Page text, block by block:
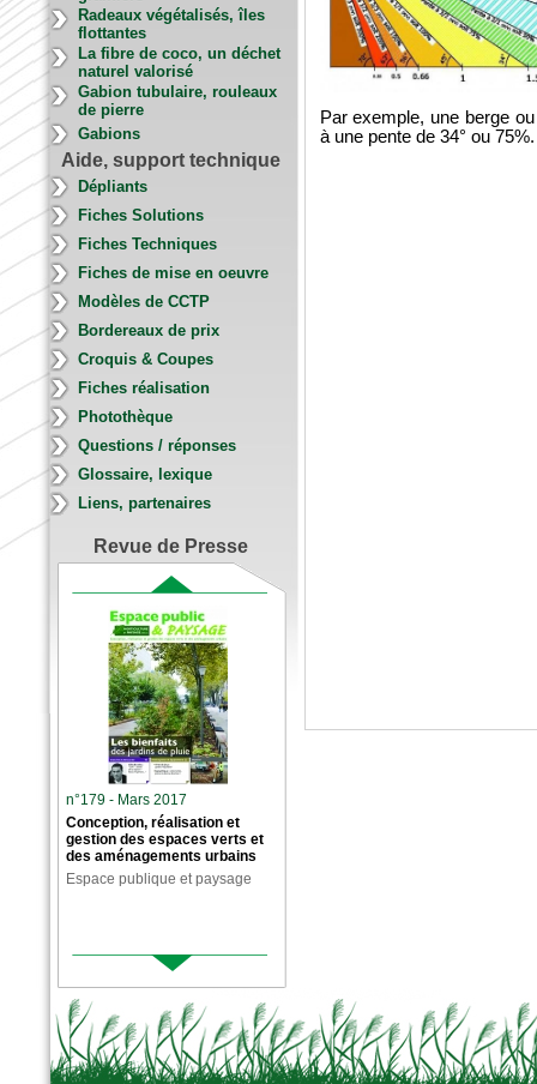
Radeaux végétalisés, îles
flottantes
La fibre de coco, un déchet
naturel valorisé
Gabion tubulaire, rouleaux
de pierre
Gabions
Aide, support technique
Dépliants
Fiches Solutions
Fiches Techniques
Fiches de mise en oeuvre
Modèles de CCTP
Bordereaux de prix
Croquis & Coupes
Fiches réalisation
Photothèque
Questions / réponses
Glossaire, lexique
Liens, partenaires
Revue de Presse
n°179 - Mars 2017
Conception, réalisation et
gestion des espaces verts et
des aménagements urbains
Espace publique et paysage
Par exemple, une berge
à une pente de 34° ou 75%.